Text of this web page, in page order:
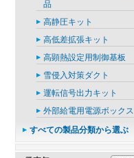
品
高静圧キット
高低差拡張キット
高顕熱設定用制御基板
雪侵入対策ダクト
運転信号出力キット
外部給電用電源ボックス
すべての製品分類から選ぶ